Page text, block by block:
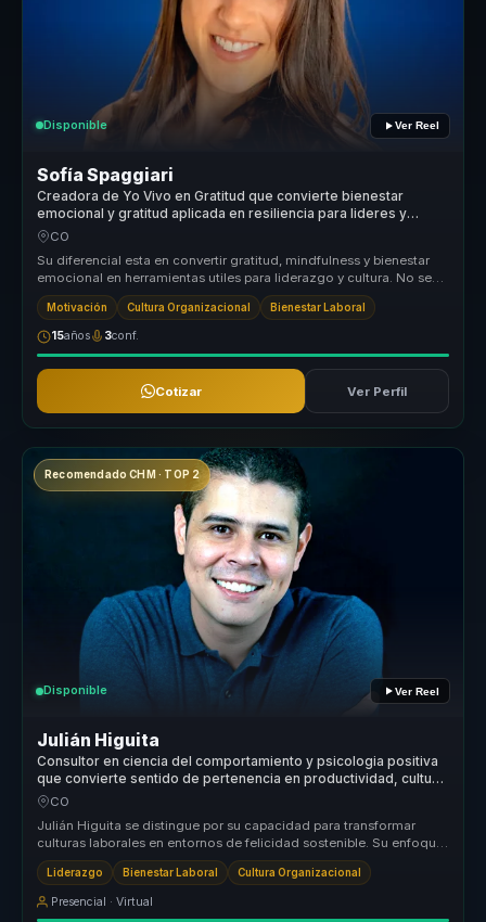
Disponible Ver Reel
Sofía Spaggiari
Creadora de Yo Vivo en Gratitud que convierte bienestar
emocional y gratitud aplicada en resiliencia para lideres y
equipos.
CO
Su diferencial esta en convertir gratitud, mindfulness y bienestar
emocional en herramientas utiles para liderazgo y cultura. No se
queda...
Motivación Cultura Organizacional Bienestar Laboral
15años 3conf.
Cotizar Ver Perfil
Recomendado CHM · TOP 2
Disponible Ver Reel
Julián Higuita
Consultor en ciencia del comportamiento y psicologia positiva
que convierte sentido de pertenencia en productividad, cultura
y cohesión para equipos.
CO
Julián Higuita se distingue por su capacidad para transformar
culturas laborales en entornos de felicidad sostenible. Su enfoque
único co...
Liderazgo Bienestar Laboral Cultura Organizacional
Presencial · Virtual